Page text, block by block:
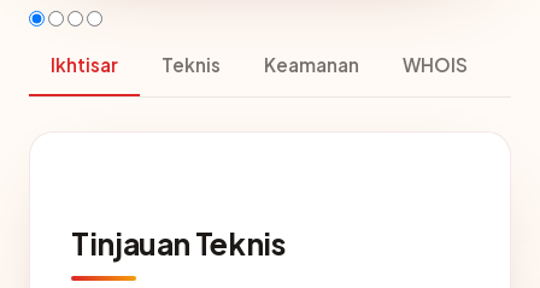
Ikhtisar Teknis Keamanan WHOIS
Tinjauan Teknis